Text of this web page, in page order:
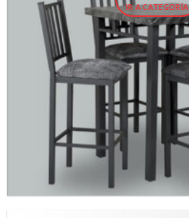
IR A CATEGORÍA